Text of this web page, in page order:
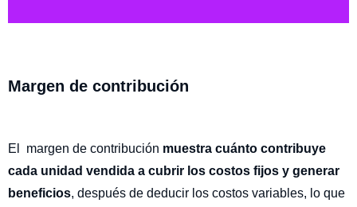
Margen de contribución
El margen de contribución muestra cuánto contribuye
cada unidad vendida a cubrir los costos fijos y generar
beneficios, después de deducir los costos variables, lo que